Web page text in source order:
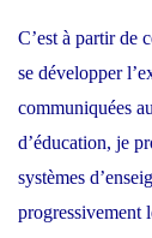
C’est à partir de
se développer
communiquées
d’éducation, je
systèmes
progressivement